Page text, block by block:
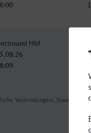
Verbindungen, Stand:
Hbf